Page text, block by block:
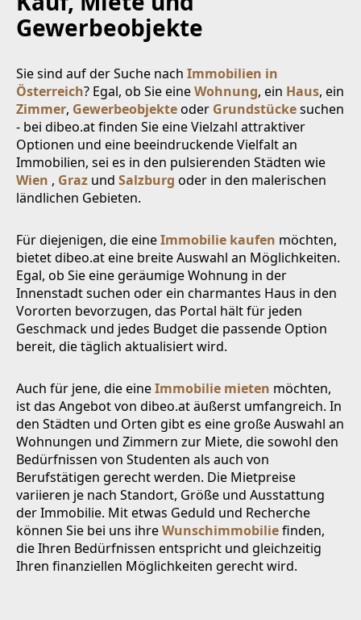
Gewerbeobjekte
Sie sind auf der Suche nach Immobilien in
Österreich? Egal, ob Sie eineWohnung, ein Haus, ein
Zimmer, Gewerbeobjekteoder Grundstückesuchen
- bei dibeo.at finden Sie eine Vielzahl attraktiver
Optionen und eine beeindruckende Vielfalt an
Immobilien, sei es in den pulsierenden Städten wie
Wien , Graz und Salzburg oder in den malerischen
ländlichen Gebieten.
Für diejenigen, die eineImmobilie kaufen möchten,
bietet dibeo.at eine breite Auswahl an Möglichkeiten.
Egal, ob Sie eine geräumige Wohnung in der
Innenstadt suchen oder ein charmantes Haus in den
Vororten bevorzugen, das Portal hält für jeden
Geschmack und jedes Budget die passende Option
bereit, die täglich aktualisiert wird.
Auch für jene, die eineImmobilie mieten möchten,
ist das Angebot von dibeo.at äußerst umfangreich. In
den Städten und Orten gibt es eine große Auswahl an
Wohnungen und Zimmern zur Miete, die sowohl den
Bedürfnissen von Studenten als auch von
Berufstätigen gerecht werden. Die Mietpreise
variieren je nach Standort, Größe und Ausstattung
der Immobilie. Mit etwas Geduld und Recherche
können Sie bei uns ihreWunschimmobiliefinden,
die Ihren Bedürfnissen entspricht und gleichzeitig
Ihren finanziellen Möglichkeiten gerecht wird.